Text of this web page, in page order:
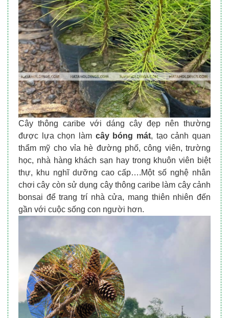
Cây thông caribe với dáng cây đẹp nên thường
được lựa chọn làm cây bóng mát, tạo cảnh quan
thẩm mỹ cho vỉa hè đường phố, công viên, trường
học, nhà hàng khách sạn hay trong khuôn viên biệt
thự, khu nghĩ dưỡng cao cấp….Một số nghệ nhân
chơi cây còn sử dụng cây thông caribe làm cây cảnh
bonsai để trang trí nhà cửa, mang thiên nhiên đến
gần với cuộc sống con người hơn.